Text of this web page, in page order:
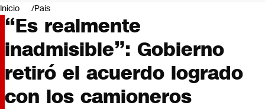
Negocios
Deportes
Programas completos
Cultura
Servicios
Bits
CNN tiempo
Inicio País
“Es realmente
inadmisible”: Gobierno
retiró el acuerdo logrado
con los camioneros